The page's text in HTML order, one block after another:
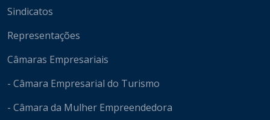
Sindicatos
Representações
Câmaras Empresariais
- Câmara Empresarial do Turismo
- Câmara da Mulher Empreendedora